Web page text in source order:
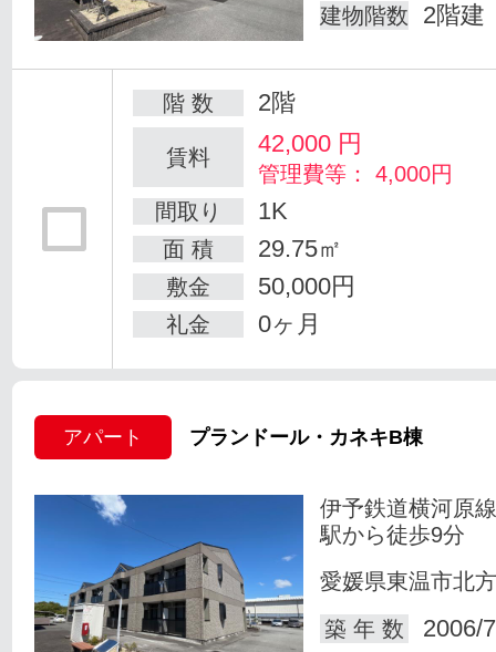
建物階数 2階建
階 数 2階
賃料 42,000 円
管理費等： 4,000円
間取り
1K
面 積 29.75㎡
敷金 50,000円
礼金 0ヶ月
アパート プランドール・カネキB棟
伊予鉄道横河原
駅から徒歩9分
愛媛県東温市北方
築 年 数
2006/